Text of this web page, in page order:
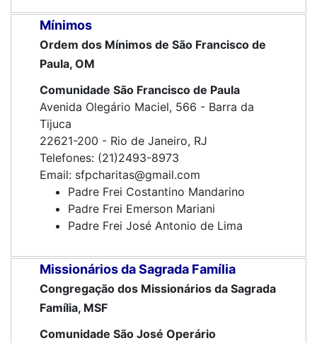
Mínimos
Ordem dos Mínimos de São Francisco de
Paula, OM
Comunidade São Francisco de Paula
Avenida Olegário Maciel, 566 - Barra da
Tijuca
22621-200 - Rio de Janeiro, RJ
Telefones: (21)2493-8973
Email: sfpcharitas@gmail.com
Padre Frei Costantino Mandarino
Padre Frei Emerson Mariani
Padre Frei José Antonio de Lima
Missionários da Sagrada Família
Congregação dos Missionários da Sagrada
Família, MSF
Comunidade São José Operário